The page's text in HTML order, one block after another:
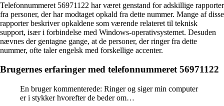
Telefonnummeret 56971122 har været genstand for adskillige rapporter
fra personer, der har modtaget opkald fra dette nummer. Mange af disse
rapporter beskriver opkaldene som værende relateret til teknisk
support, især i forbindelse med Windows-operativsystemet. Desuden
nævnes der gentagne gange, at de personer, der ringer fra dette
nummer, ofte taler engelsk med forskellige accenter.
Brugernes erfaringer med telefonnummeret 56971122
En bruger kommenterede: Ringer og siger min computer
er i stykker hvorefter de beder om…